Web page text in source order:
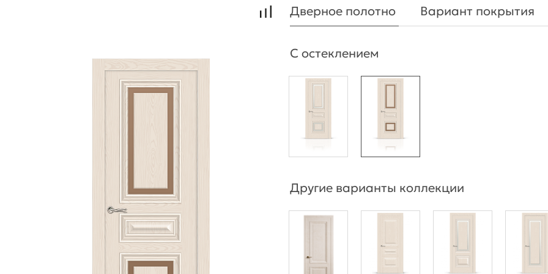
Дверное полотно Вариант покрытия
С остеклением
Другие варианты коллекции